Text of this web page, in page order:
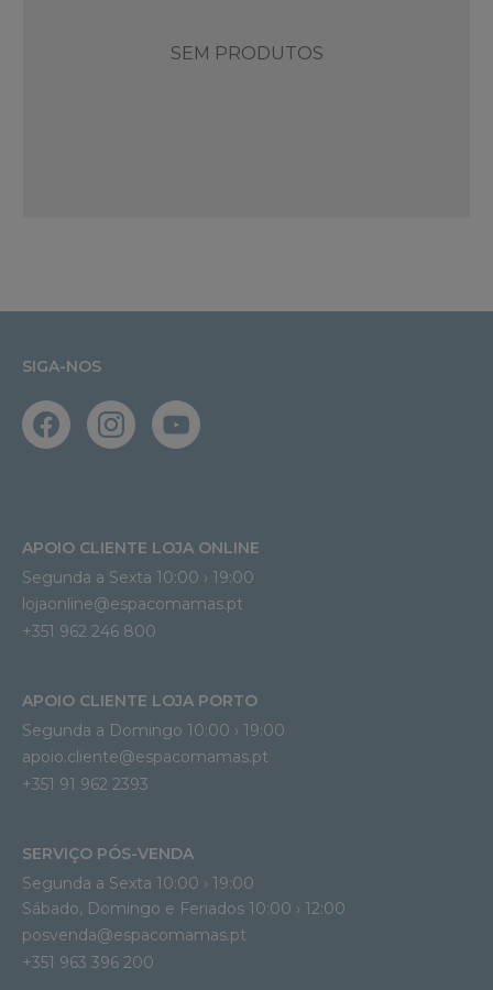
SEM PRODUTOS
SIGA-NOS
APOIO CLIENTE LOJA ONLINE
Segunda a Sexta 10:00 › 19:00
lojaonline@espacomamas.pt
+351 962 246 800
APOIO CLIENTE LOJA PORTO
Segunda a Domingo 10:00 › 19:00
apoio.cliente@espacomamas.pt
+351 91 962 2393
SERVIÇO PÓS-VENDA
Segunda a Sexta 10:00 › 19:00
Sábado, Domingo e Feriados 10:00 › 12:00
posvenda@espacomamas.pt
+351 963 396 200